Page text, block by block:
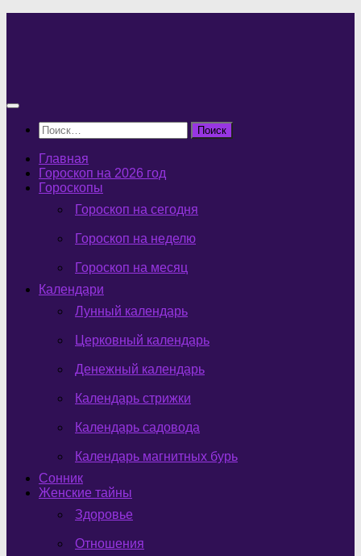
Найти:
Главная
Гороскоп на 2026 год
Гороскопы
Гороскоп на сегодня
Гороскоп на неделю
Гороскоп на месяц
Календари
Лунный календарь
Церковный календарь
Денежный календарь
Календарь стрижки
Календарь садовода
Календарь магнитных бурь
Сонник
Женские тайны
Здоровье
Отношения